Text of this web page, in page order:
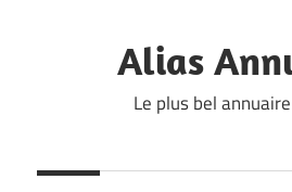
Alias
Le plus bel